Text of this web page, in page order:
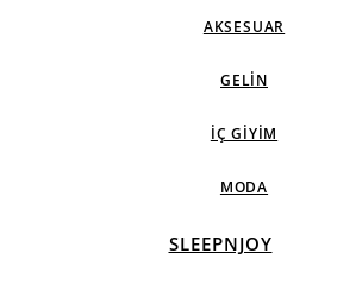
AKSESUAR
GELIN
İÇ GIYIM
MODA
SLEEPNJOY